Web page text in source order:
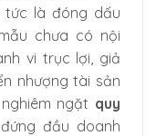
tức là đóng dấu
chưa có nội
vi trục lợi, giả
nhượng tài sản
ngặt quy
đứng đầu doanh